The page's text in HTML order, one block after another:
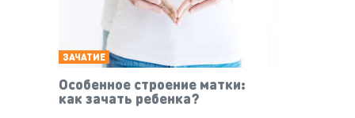
ЗАЧАТИЕ
Особенное строение матки:
как зачать ребенка?